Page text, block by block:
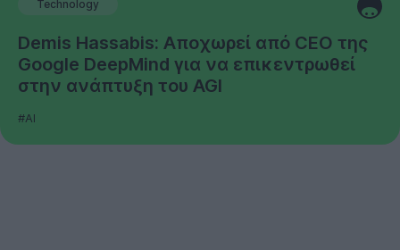
Technology
Demis Hassabis: Αποχωρεί από CEO της
Google DeepMind για να επικεντρωθεί
στην ανάπτυξη του AGI
#AI